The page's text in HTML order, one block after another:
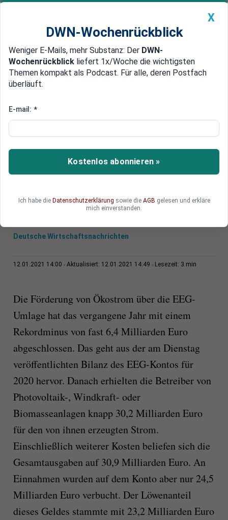
Newsticker MEIN DWN: Geldanlage Premium
Edelmetalle DWN-Magazin China
EEG-Umlage: 2020 wurden mehr
verbrannt
Im vergangenen Jahr wurden buchstäblich mehr
als 6 Milliarden Euro Steuergelder im EEG-System
Deutsche Wirtschaftsnachrichten
12.01.2021 14:00 Aktualisiert: 12.01.2021 14:49 Lesezeit: 3 min
Die Förderung von Ökostrom über die EEG-
Umlage hat das vergangene Jahr mit einem
Rekordminus von fast 6,4 Milliarden Euro
abgeschlossen. Das geht aus der am Dienstag
veröffentlichten Bilanz des EEG-Kontos für
2020 hervor. Danach erhielten die Betreiber von
Photovoltaik-, Windkraft- oder
Biomasseanlagen knapp 30,2 Milliarden Euro
für den von ihnen erzeugten Strom.
Einschließlich weiterer Kosten beliefen sich die
Gesamtausgaben auf 30,9 Milliarden Euro. An
Einnahmen wurden auf dem Konto aber nur 24,5
Milliarden Euro verbucht. Der Löwenanteil
dieses Geldes stammte mit 23,2 Milliarden Euro
X
DWN-Wochenrückblick
Weniger E-Mails, mehr Substanz: Der DWN-
Wochenrückblick liefert 1x/Woche die wichtigsten
Themen kompakt als Podcast. Für alle, deren Postfach
überläuft.
E-mail: *
Kostenlos abonnieren »
Ich habe die Datenschutzerklärung sowie die AGB gelesen und erkläre
mich einverstanden.